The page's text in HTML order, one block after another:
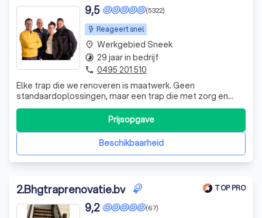
Reageert snel
(5322)
9,5
Elke trap die we renoveren is maatwerk. Geen
standaardoplossingen, maar een trap die met zorg en
precisie wordt afgewerkt tot in het kleinste detail.
Beschikbaarheid
Prijsopgave
place Werkgebied Sneek
timelapse 29 jaar in bedrijf
phone 0495 201 510
2.Bhgtraprenovatie.bv TOP PRO
(67)
9,2